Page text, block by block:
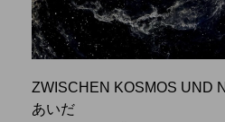
ZWISCHEN KOSMOS UND
あいだ